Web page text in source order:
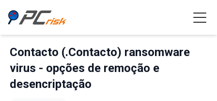
Contacto (.Contacto) ransomware
virus - opções de remoção e
desencriptação